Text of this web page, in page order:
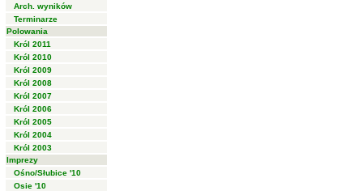
Arch. wyników
Terminarze
Polowania
Król 2011
Król 2010
Król 2009
Król 2008
Król 2007
Król 2006
Król 2005
Król 2004
Król 2003
Imprezy
Ośno/Słubice '10
Osie '10